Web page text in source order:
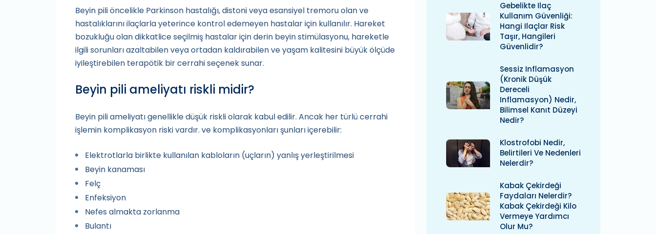
Beyin pili öncelikle Parkinson hastalığı, distoni veya esansiyel tremoru olan ve
hastalıklarını ilaçlarla yeterince kontrol edemeyen hastalar için kullanılır. Hareket
bozukluğu olan dikkatlice seçilmiş hastalar için derin beyin stimülasyonu, hareketle
ilgili sorunları azaltabilen veya ortadan kaldırabilen ve yaşam kalitesini büyük ölçüde
iyileştirebilen terapötik bir cerrahi seçenek sunar.
Beyin pili ameliyatı riskli midir?
Beyin pili ameliyatı genellikle düşük riskli olarak kabul edilir. Ancak her türlü cerrahi
işlemin komplikasyon riski vardır. ve komplikasyonları şunları içerebilir:
Elektrotlarla birlikte kullanılan kabloların (uçların) yanlış yerleştirilmesi
Beyin kanaması
Felç
Enfeksiyon
Nefes almakta zorlanma
Bulantı
Gebelikte Ilaç
Kullanım Güvenliği:
Hangi Ilaçlar Risk
Taşır, Hangileri
Güvenlidir?
Sessiz Inflamasyon
(kronik Düşük
Dereceli
Inflamasyon) Nedir,
Bilimsel Kanıt Düzeyi
Nedir?
Klostrofobi Nedir,
Belirtileri Ve Nedenleri
Nelerdir?
Kabak Çekirdeği
Faydaları Nelerdir?
Kabak Çekirdeği Kilo
Vermeye Yardımcı
Olur Mu?